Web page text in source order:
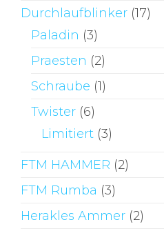
Durchlaufblinker (17)
Paladin (3)
Praesten (2)
Schraube (1)
Twister (6)
Limitiert (3)
FTM HAMMER (2)
FTM Rumba (3)
Herakles Ammer (2)